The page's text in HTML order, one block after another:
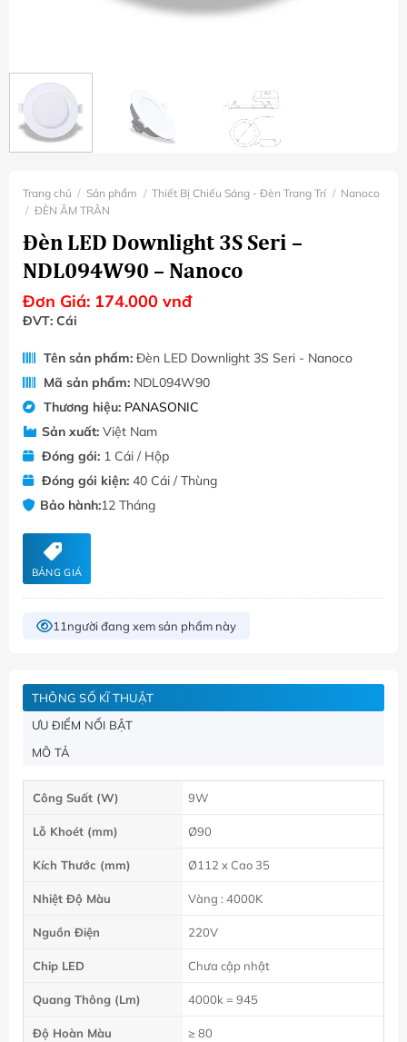
Trang chủ / Sản phẩm / Thiết Bị Chiếu Sáng - Đèn Trang Trí / Nanoco
/ ĐÈN ÂM TRÂN
Đèn LED Downlight 3S Seri –
NDL094W90 – Nanoco
Đơn Giá: 174.000 vnđ
ĐVT: Cái
Tên sản phẩm:Đèn LED Downlight 3S Seri - Nanoco
Mã sản phẩm:NDL094W90
Thương hiệu: PANASONIC
Sản xuất:Việt Nam
Đóng gói:1 Cái / Hộp
Đóng gói kiện:40 Cái / Thùng
Bảo hành:12 Tháng
BẢNG GIÁ
11 người đang xem sản phẩm này
THÔNG SỐ KĨ THUẬT
ƯU ĐIỂM NỔI BẬT
MÔ TẢ
Công Suất (W) 9W
Lỗ Khoét (mm) Ø90
Kích Thước (mm) Ø112 x Cao 35
Nhiệt Độ Màu Vàng : 4000K
Nguồn Điện 220V
Chip LED Chưa cập nhật
Quang Thông (Lm) 4000k = 945
Độ Hoàn Màu ≥ 80